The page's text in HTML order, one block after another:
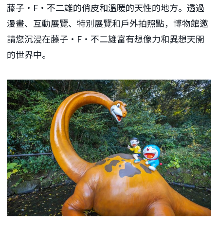
藤子・F・不二雄的俏皮和溫暖的天性的地方。透過
漫畫、互動展覽、特別展覽和戶外拍照點，博物館邀
請您沉浸在藤子・F・不二雄富有想像力和異想天開
的世界中。